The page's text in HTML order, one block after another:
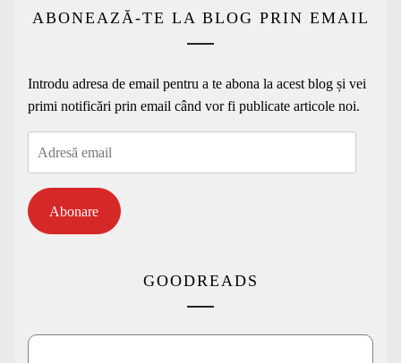
ABONEAZĂ-TE LA BLOG PRIN EMAIL
Introdu adresa de email pentru a te abona la acest blog și vei
primi notificări prin email când vor fi publicate articole noi.
Abonare
GOODREADS